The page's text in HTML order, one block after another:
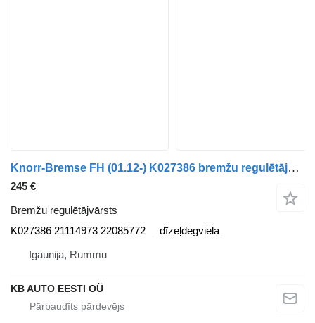
Knorr-Bremse FH (01.12-) K027386 bremžu regulētājvārsts paredzēts Volvo FH, FM, FMX-4 series (2013-) kravas automašīnas
245 €
Bremžu regulētājvārsts
K027386 21114973 22085772
dīzeļdegviela
Igaunija, Rummu
KB AUTO EESTI OÜ